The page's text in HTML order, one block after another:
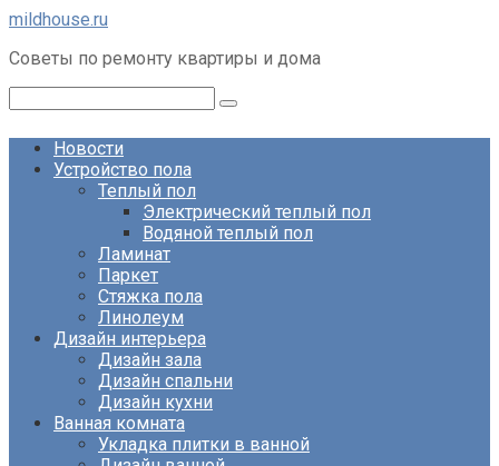
Перейти
контенту
mildhouse.ru
Советы по ремонту квартиры и дома
Новости
Устройство пола
Теплый пол
Электрический теплый пол
Водяной теплый пол
Ламинат
Паркет
Стяжка пола
Линолеум
Дизайн интерьера
Дизайн зала
Дизайн спальни
Дизайн кухни
Ванная комната
Укладка плитки в ванной